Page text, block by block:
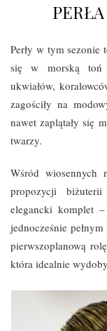
Perły w tym sezonie
się w morską toń
ukwiałów,
zagościły na
nawet zaplątały się
twarzy.
Wśród wiosennych
propozycji
elegancki komplet
jednocześnie
pierwszoplanową
która idealnie